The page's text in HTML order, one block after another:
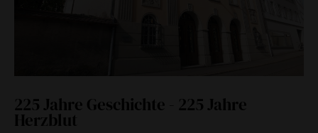
225 Jahre Geschichte - 225 Jahre
Herzblut